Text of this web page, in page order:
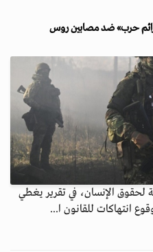
حرب» ضد مصابين روس
لحقوق الإنسان، في تقرير يغطي